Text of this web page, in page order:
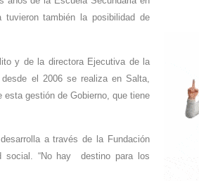
también la posibilidad de
y de la directora Ejecutiva de la
el 2006 se realiza en Salta,
gestión de Gobierno, que tiene
a través de la Fundación
social. “No hay destino para los